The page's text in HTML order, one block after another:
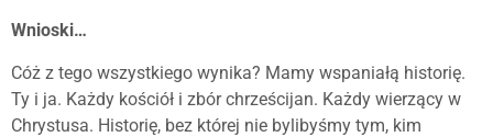
Wnioski…
Cóż z tego wszystkiego wynika? Mamy wspaniałą historię.
Ty i ja. Każdy kościół i zbór chrześcijan. Każdy wierzący w
Chrystusa. Historię, bez której nie bylibyśmy tym, kim